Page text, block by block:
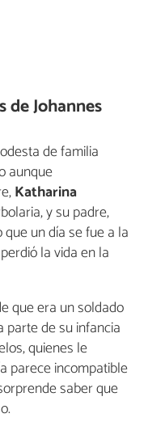
de Johannes
de familia
aunque
Katharina
y su padre,
un día se fue a la
la vida en la
que era un soldado
parte de su infancia
quienes le
parece incompatible
saber que